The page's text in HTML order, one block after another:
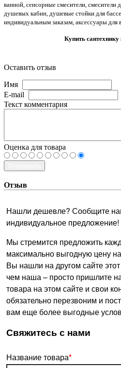
ванной, сенсорные смесители, смесители
душевых кабин, душевые стойки для
индивидуальным заказам, аксессуары для
Купить
Оставить отзыв
Имя
E-mail
Текст комментария
Оценка для товара
Отзыв
Нашли дешевле? Сообщите
индивидуальное предложение!
Мы стремится предложить
максимально выгодную цену
Вы нашли на другом сайте
чем наша – просто пришлите
товара на этом сайте и свои
обязательно перезвоним и
вам еще более выгодные
­Свяжитесь с нами
Название товара*